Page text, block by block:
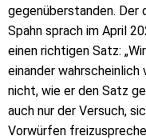
gegenüberstanden. Der
Spahn sprach im April
einen richtigen Satz:
einander wahrscheinlich
nicht, wie er den Satz
auch nur der Versuch,
Vorwürfen